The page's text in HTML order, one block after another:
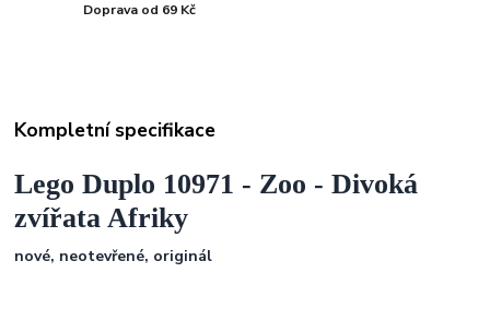
Doprava od 69 Kč
Kompletní specifikace
Lego Duplo 10971 - Zoo - Divoká
zvířata Afriky
nové, neotevřené, originál